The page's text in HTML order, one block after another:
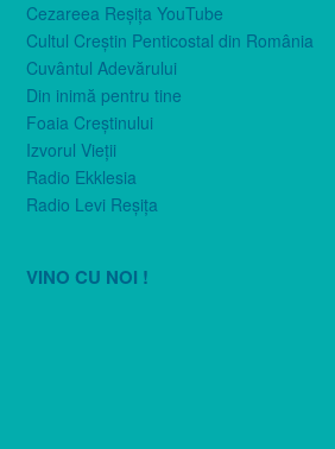
Cezareea Reşiţa YouTube
Cultul Creştin Penticostal din România
Cuvântul Adevărului
Din inimă pentru tine
Foaia Creştinului
Izvorul Vieţii
Radio Ekklesia
Radio Levi Reşiţa
VINO CU NOI !